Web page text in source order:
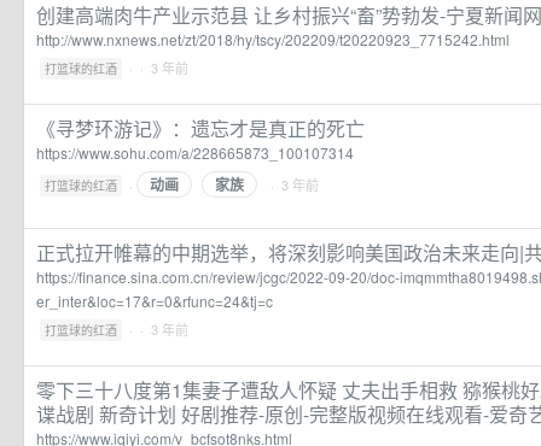
创建高端肉牛产业示范县 让乡村振兴“畜”势勃发-宁夏新闻网
http://www.nxnews.net/zt/2018/hy/tscy/202209/t20220923_7715242.html
打篮球的红酒 · · 3 年前
《寻梦环游记》：遗忘才是真正的死亡
https://www.sohu.com/a/228665873_100107314
打篮球的红酒 · 动画 家族 · 3 年前
正式拉开帷幕的中期选举，将深刻影响美国政治未来走向|
https://finance.sina.com.cn/review/jcgc/2022-09-20/doc-
er_inter&loc=17&r=0&rfunc=24&tj=c
打篮球的红酒 · · 3 年前
零下三十八度第1集妻子遭敌人怀疑 丈夫出手相救 猕猴桃
谍战剧 新奇计划 好剧推荐-原创-完整版视频在线观看-爱奇
https://www.iqiyi.com/v_bcfsot8nks.html